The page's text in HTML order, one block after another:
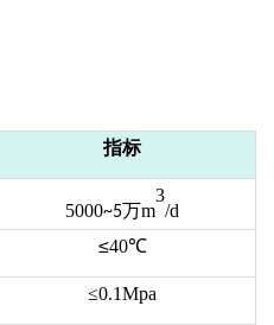
指标
5000~5万m
3
/d
≤40℃
≤0.1Mpa